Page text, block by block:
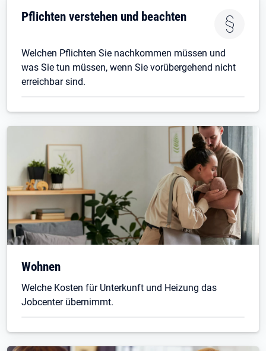
Pflichten verstehen und beachten
Welchen Pflichten Sie nachkommen müssen und
was Sie tun müssen, wenn Sie vorübergehend nicht
erreichbar sind.
Wohnen
Welche Kosten für Unterkunft und Heizung das
Jobcenter übernimmt.